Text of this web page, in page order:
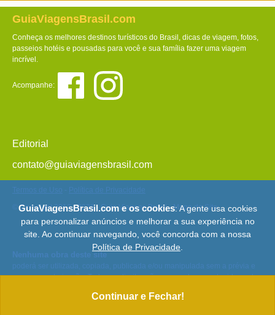
GuiaViagensBrasil.com
Conheça os melhores destinos turísticos do Brasil, dicas de viagem, fotos,
passeios hotéis e pousadas para você e sua família fazer uma viagem
incrível.
Acompanhe:
Editorial
contato@guiaviagensbrasil.com
Termos de Uso
Política de Privacidade
© Copyright 2013 - 2026 - Guia Viagens Brasil -Mapa do Site
Nenhuma obra deste site
poderá ser utilizada, copiada, publicada e/ou manipulada sem a prévia e
expressa autorização. Todos os direitos são reservados e protegidos pela
GuiaViagensBrasil.com e os cookies: A gente usa cookies
para personalizar anúncios e melhorar a sua experiência no
site. Ao continuar navegando, você concorda com a nossa
Política de Privacidade
Continuar e Fechar!